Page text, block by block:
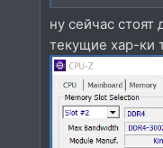
ну сейчас
текущие хар-ки